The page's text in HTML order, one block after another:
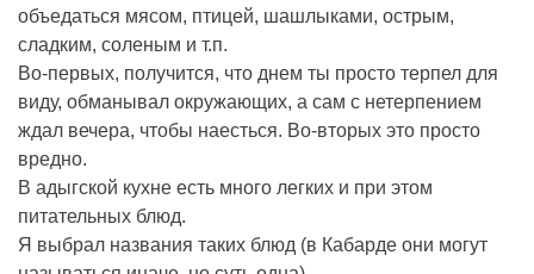
объедаться мясом, птицей, шашлыками, острым,
сладким, соленым и т.п.
Во-первых, получится, что днем ты просто терпел для
виду, обманывал окружающих, а сам с нетерпением
ждал вечера, чтобы наесться. Во-вторых это просто
вредно.
В адыгской кухне есть много легких и при этом
питательных блюд.
Я выбрал названия таких блюд (в Кабарде они могут